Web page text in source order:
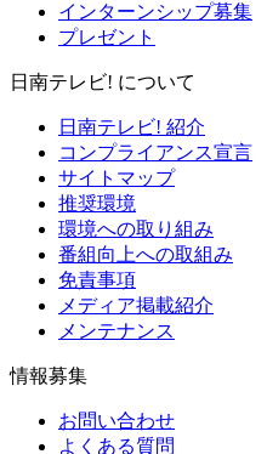
インターンシップ募集
プレゼント
日南テレビ! について
日南テレビ! 紹介
コンプライアンス宣言
サイトマップ
推奨環境
環境への取り組み
番組向上への取組み
免責事項
メディア掲載紹介
メンテナンス
情報募集
お問い合わせ
よくある質問